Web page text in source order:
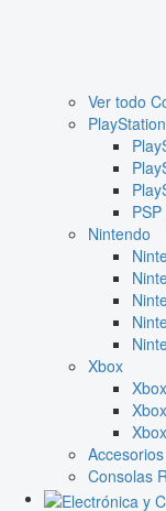
Ver todo
PlayStation
Nintendo
Xbox
Consolas